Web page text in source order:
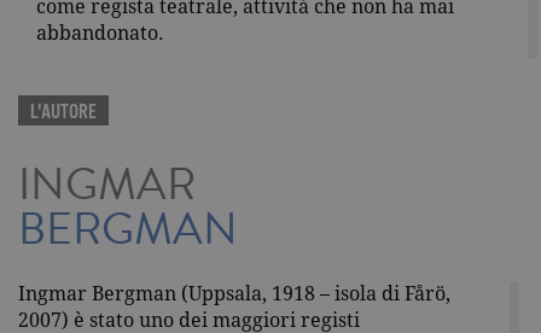
come regista teatrale, attività che non ha mai
abbandonato.
L'AUTORE
INGMAR
BERGMAN
Ingmar Bergman (Uppsala, 1918 – isola di Fårö,
2007) è stato uno dei maggiori registi